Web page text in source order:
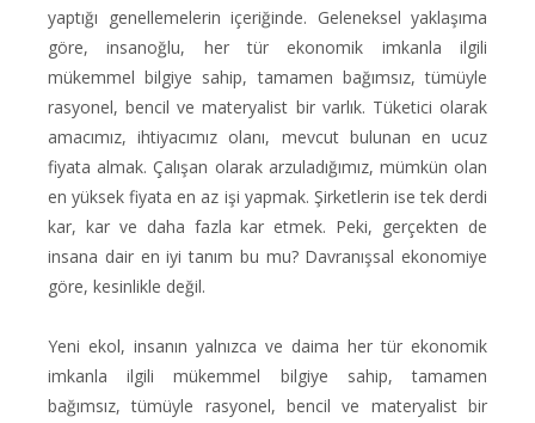
yaptığı genellemelerin içeriğinde. Geleneksel yaklaşıma
göre, insanoğlu, her tür ekonomik imkanla ilgili
mükemmel bilgiye sahip, tamamen bağımsız, tümüyle
rasyonel, bencil ve materyalist bir varlık. Tüketici olarak
amacımız, ihtiyacımız olanı, mevcut bulunan en ucuz
fiyata almak. Çalışan olarak arzuladığımız, mümkün olan
en yüksek fiyata en az işi yapmak. Şirketlerin ise tek derdi
kar, kar ve daha fazla kar etmek. Peki, gerçekten de
insana dair en iyi tanım bu mu? Davranışsal ekonomiye
göre, kesinlikle değil.
Yeni ekol, insanın yalnızca ve daima her tür ekonomik
imkanla ilgili mükemmel bilgiye sahip, tamamen
bağımsız, tümüyle rasyonel, bencil ve materyalist bir